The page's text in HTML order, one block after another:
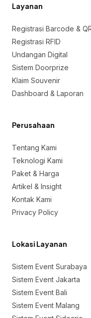
Layanan
Registrasi Barcode &
Registrasi RFID
Undangan Digital
Sistem Doorprize
Klaim Souvenir
Dashboard & Laporan
Perusahaan
Tentang Kami
Teknologi Kami
Paket & Harga
Artikel & Insight
Kontak Kami
Privacy Policy
Lokasi Layanan
Sistem Event Surabaya
Sistem Event Jakarta
Sistem Event Bali
Sistem Event Malang